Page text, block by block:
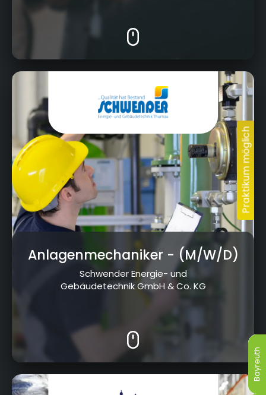
Bayreuth
Bayreuth
Bayreuth
Bayreuth
Bayreuth
Bayreuth
Limmersdorfer Str. 3, 95349 Thurnau
Anlagenmechaniker - (M/W/D)
Schwender Energie- und
Gebäudetechnik GmbH & Co. KG
Hofer Straße 14, 95326 Kulmbach